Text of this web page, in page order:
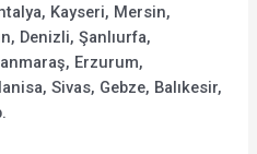
Kayseri, Mersin,
Denizli, Şanlıurfa,
Erzurum,
Sivas, Gebze, Balıkesir,